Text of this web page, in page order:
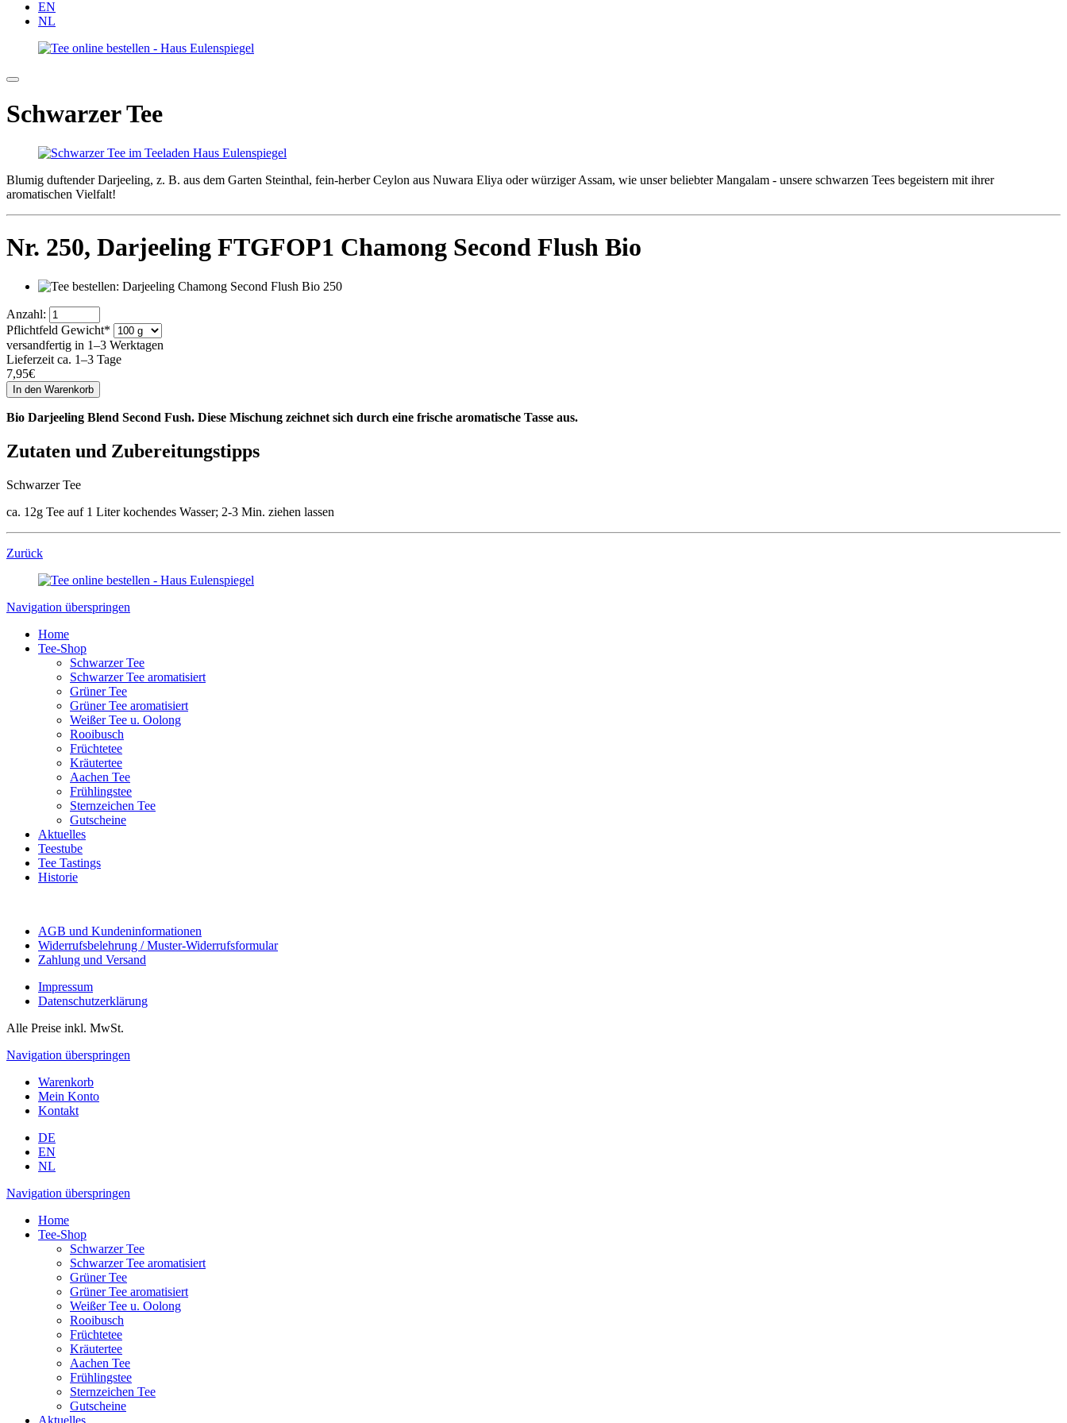
EN
NL
Schwarzer Tee
Blumig duftender Darjeeling, z. B. aus dem Garten Steinthal, fein-herber Ceylon aus Nuwara Eliya oder würziger Assam, wie unser beliebter Mangalam - unsere schwarzen Tees begeistern mit ihrer
aromatischen Vielfalt!
Nr. 250, Darjeeling FTGFOP1 Chamong Second Flush Bio
Anzahl:
Pflichtfeld Gewicht*
versandfertig in 1–3 Werktagen
Lieferzeit ca. 1–3 Tage
7,95€
Bio Darjeeling Blend Second Fush. Diese Mischung zeichnet sich durch eine frische aromatische Tasse aus.
Zutaten und Zubereitungstipps
Schwarzer Tee
ca. 12g Tee auf 1 Liter kochendes Wasser; 2-3 Min. ziehen lassen
Zurück
Navigation überspringen
Home
Tee-Shop
Schwarzer Tee
Schwarzer Tee aromatisiert
Grüner Tee
Grüner Tee aromatisiert
Weißer Tee u. Oolong
Rooibusch
Früchtetee
Kräutertee
Aachen Tee
Frühlingstee
Sternzeichen Tee
Gutscheine
Aktuelles
Teestube
Tee Tastings
Historie
AGB und Kundeninformationen
Widerrufsbelehrung / Muster-Widerrufsformular
Zahlung und Versand
Impressum
Datenschutzerklärung
Alle Preise inkl. MwSt.
Navigation überspringen
Warenkorb
Mein Konto
Kontakt
DE
EN
NL
Navigation überspringen
Home
Tee-Shop
Schwarzer Tee
Schwarzer Tee aromatisiert
Grüner Tee
Grüner Tee aromatisiert
Weißer Tee u. Oolong
Rooibusch
Früchtetee
Kräutertee
Aachen Tee
Frühlingstee
Sternzeichen Tee
Gutscheine
Aktuelles